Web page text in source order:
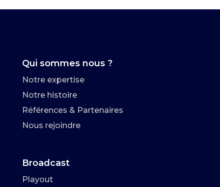
Qui sommes nous ?
Notre expertise
Notre histoire
Références & Partenaires
Nous rejoindre
Broadcast
Playout